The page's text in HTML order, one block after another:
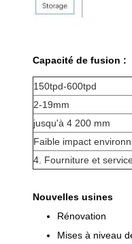
Capacité de fusion :
150tpd-600tpd
2-19mm
jusqu'à 4 200 mm
Faible impact
4. Fourniture et
Nouvelles usines
Rénovation
Mises à niveau